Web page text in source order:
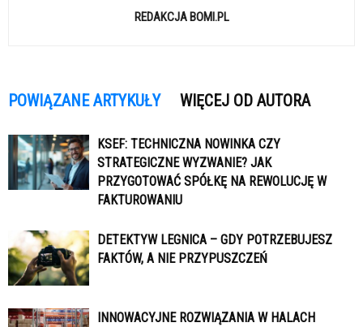
REDAKCJA BOMI.PL
POWIĄZANE ARTYKUŁY WIĘCEJ OD AUTORA
KSEF: TECHNICZNA NOWINKA CZY
STRATEGICZNE WYZWANIE? JAK
PRZYGOTOWAĆ SPÓŁKĘ NA REWOLUCJĘ W
FAKTUROWANIU
DETEKTYW LEGNICA – GDY POTRZEBUJESZ
FAKTÓW, A NIE PRZYPUSZCZEŃ
INNOWACYJNE ROZWIĄZANIA W HALACH